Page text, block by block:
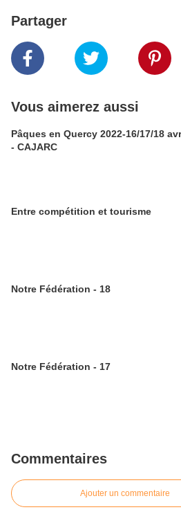
Partager
Vous aimerez aussi
Pâques en Quercy 2022-16/17/18
- CAJARC
Entre compétition et tourisme
Notre Fédération - 18
Notre Fédération - 17
Commentaires
Ajouter un commentaire